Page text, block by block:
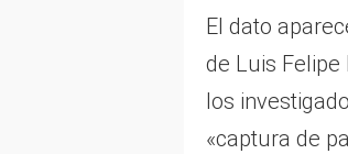
El dato
de Luis
los
«captura de